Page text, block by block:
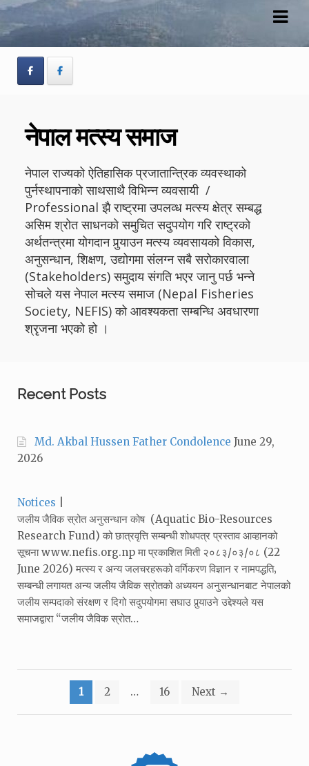
Skip
navigation
Skip
content
नेपाल मत्स्य समाज
नेपाल राज्यको ऐतिहासिक प्रजातान्त्रिक व्यवस्थाको
पुर्नस्थापनाको साथसाथै विभिन्न व्यवसायी /
Professional झै राष्ट्रमा उपलव्ध मत्स्य क्षेत्र सम्बद्ध
असिम श्रोत साधनको समुचित सदुपयोग गरि राष्ट्रको
अर्थतन्त्रमा योगदान पुर्‍याउन मत्स्य व्यवसायको विकास,
अनुसन्धान, शिक्षण, उद्योगमा संलग्न सबै सरोकारवाला
(Stakeholders) समुदाय संगति भएर जानु पर्छ भन्ने
सोचले यस नेपाल मत्स्य समाज (Nepal Fisheries
Society, NEFIS) को आवश्यकता सम्बन्धि अवधारणा
श्रृजना भएको हो ।
Recent Posts
Md. Akbal Hussen Father Condolence June 29,
2026
Categories:
Notices
जलीय जैविक स्रोत अनुसन्धान कोष (Aquatic Bio-Resources
Research Fund) को छात्रवृत्ति सम्बन्धी शोधपत्र प्रस्ताव आव्हानको
सूचना www.nefis.org.np मा प्रकाशित मिती २०८३/०३/०८ (22
June 2026) मत्स्य र अन्य जलचरहरूको वर्गिकरण विज्ञान र नामपद्धति‚
सम्बन्धी लगायत अन्य जलीय जैविक स्रोतको अध्ययन अनुसन्धानबाट नेपालको
जलीय सम्पदाको संरक्षण र दिगो सदुपयोगमा सघाउ पुर्‍याउने उद्देश्यले यस
समाजद्वारा “जलीय जैविक स्रोत…
pagination
1 2 … 16 Next →